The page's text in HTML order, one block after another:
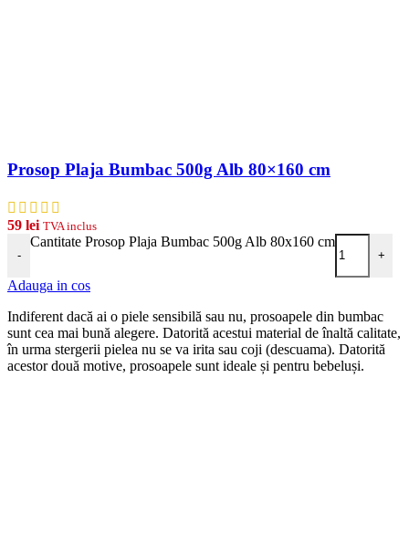
Prosop Plaja Bumbac 500g Alb 80×160 cm
59 lei TVA inclus
-
Cantitate Prosop Plaja Bumbac 500g Alb 80x160 cm
+
Adauga in cos
Indiferent dacă ai o piele sensibilă sau nu, prosoapele din bumbac
sunt cea mai bună alegere. Datorită acestui material de înaltă calitate,
în urma stergerii pielea nu se va irita sau coji (descuama). Datorită
acestor două motive, prosoapele sunt ideale și pentru bebeluși.